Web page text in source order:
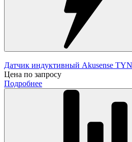
Датчик индуктивный Akusense
Цена по запросу
Подробнее